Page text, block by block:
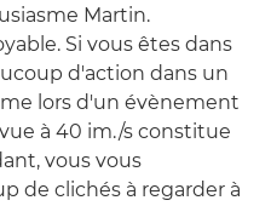
Martin.
Si vous êtes dans
d'action dans un
lors d'un évènement
à 40 im./s constitue
vous vous
de clichés à regarder à